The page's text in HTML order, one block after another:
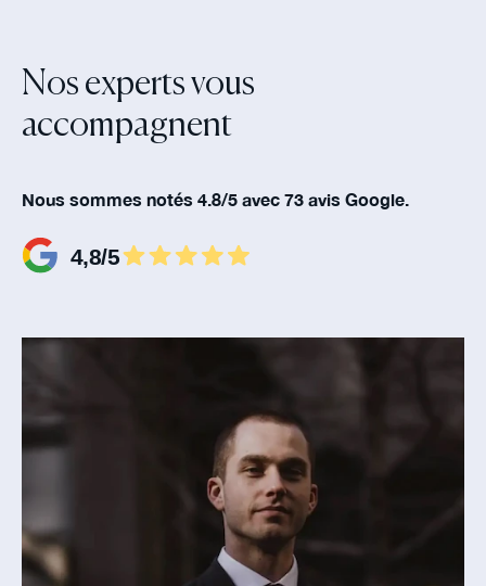
Nos experts vous
accompagnent‍
Nous sommes notés 4.8/5 avec 73 avis Google.